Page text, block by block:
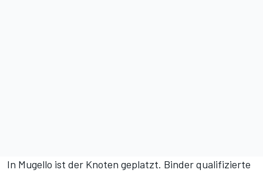
In Mugello ist der Knoten geplatzt. Binder qualifizierte